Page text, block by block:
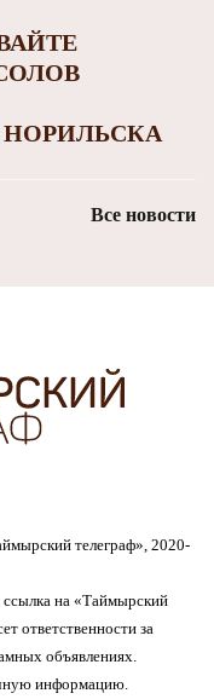
Все новости
телеграф», 2020-
на «Таймырский
ответственности за
объявлениях.
информацию.